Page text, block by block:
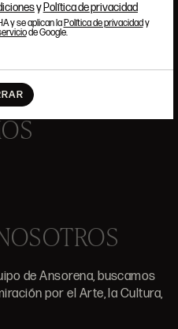
y Política de privacidad
y se aplican laPolítica de privacidady
de Google.
de Ansorena, buscamos
por el Arte, la Cultura,